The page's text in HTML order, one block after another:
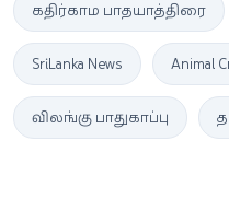
கதிர்காம பாதயாத்திரை
Sri Lanka News Animal
விலங்கு பாதுகாப்பு